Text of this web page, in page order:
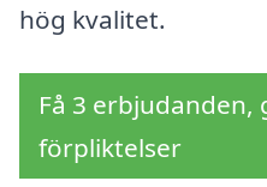
hög kvalitet.
Få 3 erbjudanden,
förpliktelser